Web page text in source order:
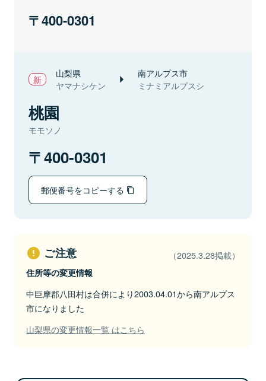
400-0301
山梨県
ヤマナシケン
南アルプス市
ミナミアルプスシ
桃園
モモソノ
400-0301
郵便番号をコピーする
ご注意 （2025.3.28掲載）
住所等の変更情報
中巨摩郡八田村は合併により2003.04.01から南アルプス
市になりました
山梨県の変更情報一覧 はこちら